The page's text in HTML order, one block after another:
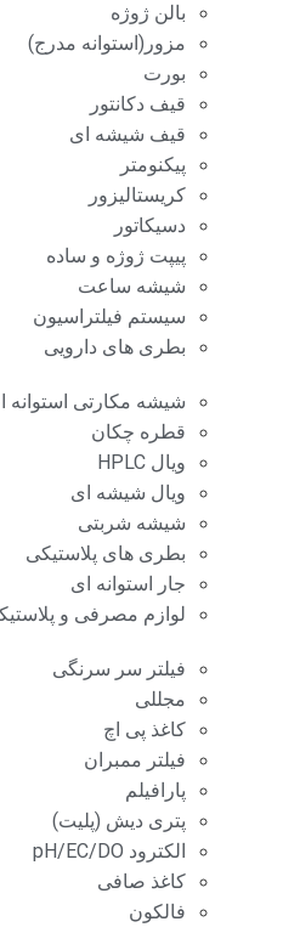
بالن ژوژه
مزور(استوانه مدرج)
بورت
قیف دکانتور
قیف شیشه ای
پیکنومتر
کریستالیزور
دسیکاتور
پیپت ژوژه و ساده
شیشه ساعت
سیستم فیلتراسیون
بطری های دارویی
شیشه مکارتی استوانه ای
قطره چکان
ویال HPLC
ویال شیشه ای
شیشه شربتی
بطری های پلاستیکی
جار استوانه ای
لوازم مصرفی و پلاستیکی
فیلتر سر سرنگی
مجللی
کاغذ پی اچ
فیلتر ممبران
پارافیلم
پتری دیش (پلیت)
الکترود pH/EC/DO
کاغذ صافی
فالکون